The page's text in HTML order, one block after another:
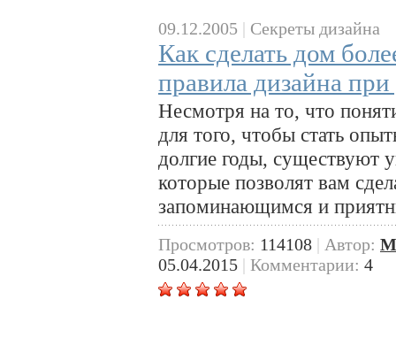
09.12.2005 | Секреты дизайна
Как сделать дом
правила дизайна
Несмотря на то, что
для того, чтобы стать
долгие годы, существуют
которые позволят вам
запоминающимся и
Просмотров: 114108 | Автор:
05.04.2015 | Комментарии: 4